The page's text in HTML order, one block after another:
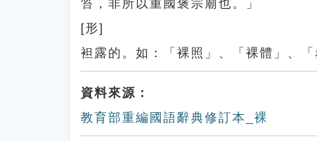
笞，非所以重國褒宗廟也。」
[形]
袒露的。如：「裸照」、「裸體」、「
資料來源：
教育部重編國語辭典修訂本_裸